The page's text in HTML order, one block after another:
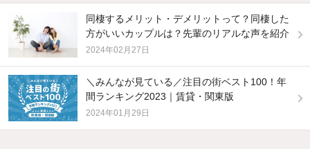
同棲するメリット・デメリットって？同棲した
方がいいカップルは？先輩のリアルな声を紹介
2024年02月27日
＼みんなが見ている／注目の街ベスト100！年
間ランキング2023｜賃貸・関東版
2024年01月29日